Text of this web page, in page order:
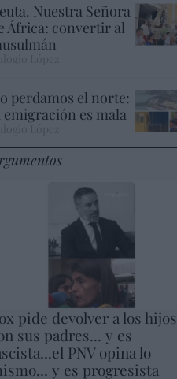
Nuestra Señora
África: convertir al
perdamos el norte:
emigración es mala
pide devolver a los hijos
sus padres... y es
PNV opina lo
y es progresista